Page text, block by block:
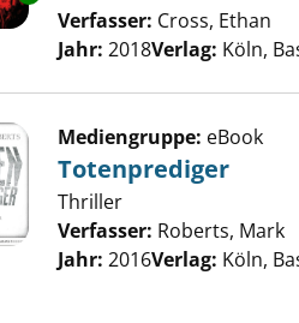
Verfasser: Cross, Ethan
Jahr: 2018Verlag: Köln,
Mediengruppe: eBook
Totenprediger
Thriller
Verfasser: Roberts, Mark
Jahr: 2016Verlag: Köln,